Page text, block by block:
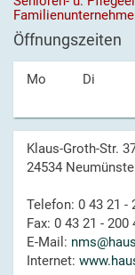
Öffnungszeiten
Mo Di
Klaus-Groth-Str.
24534
Telefon: 0 43 21 -
Fax: 0 43 21 - 200
E-Mail:
Internet: